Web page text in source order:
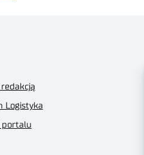
Logistyka
portalu